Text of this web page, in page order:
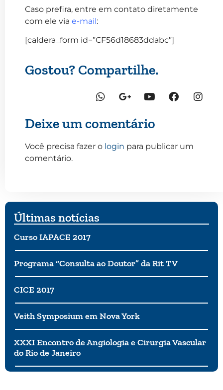
Caso prefira, entre em contato diretamente
com ele via e-mail:
[caldera_form id=”CF56d18683ddabc”]
Gostou? Compartilhe.
Deixe um comentário
Você precisa fazer o login para publicar um
comentário.
Últimas notícias
Curso IAPACE 2017
Programa “Consulta ao Doutor” da Rit TV
CICE 2017
Veith Symposium em Nova York
XXXI Encontro de Angiologia e Cirurgia Vascular
do Rio de Janeiro